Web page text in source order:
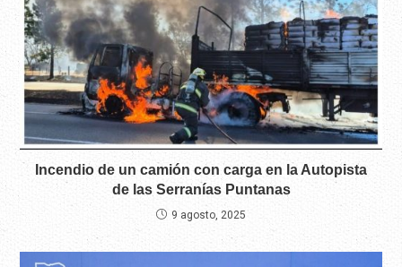
Incendio de un camión con carga en la Autopista
de las Serranías Puntanas
9 agosto, 2025